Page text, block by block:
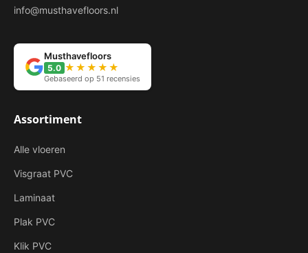
info@musthavefloors.nl
Musthavefloors
5.0 ★★★★★
Gebaseerd op 51 recensies
Assortiment
Alle vloeren
Visgraat PVC
Laminaat
Plak PVC
Klik PVC